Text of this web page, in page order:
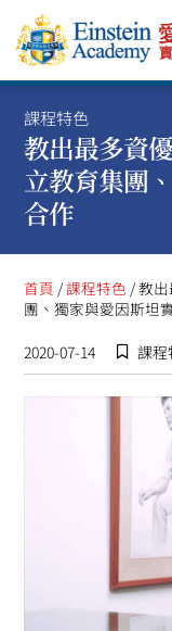
課程特色
教出最多資
立教育集團
合作
首頁 /課程特色 / 教
團、獨家與愛因斯坦
2020-07-14
課程